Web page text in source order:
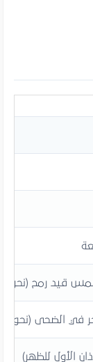
(نحو 15-20 دقيقة بعد شروقها)
في الضحى (نحو
الأول للظهر)